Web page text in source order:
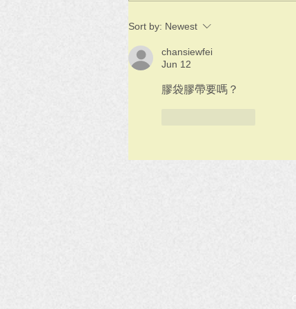
Sort by: Newest
chansiewfei
Jun 12
膠袋膠帶要嗎？